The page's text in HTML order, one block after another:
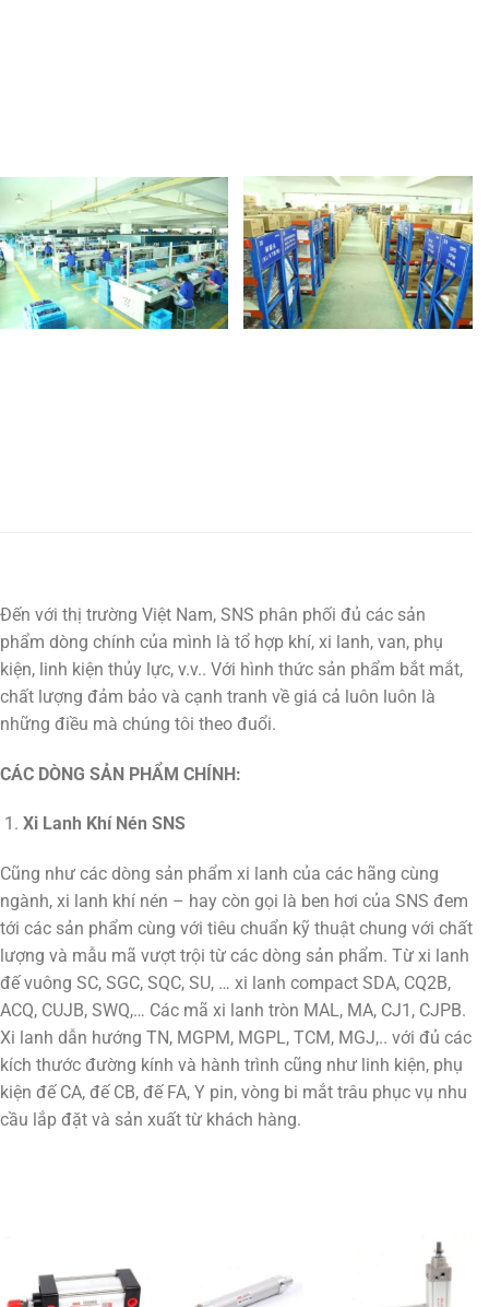
Đến với thị trường Việt Nam, SNS phân phối đủ các sản
phẩm dòng chính của mình là tổ hợp khí, xi lanh, van, phụ
kiện, linh kiện thủy lực, v.v.. Với hình thức sản phẩm bắt mắt,
chất lượng đảm bảo và cạnh tranh về giá cả luôn luôn là
những điều mà chúng tôi theo đuổi.
CÁC DÒNG SẢN PHẨM CHÍNH:
Xi Lanh Khí Nén SNS
Cũng như các dòng sản phẩm xi lanh của các hãng cùng
ngành, xi lanh khí nén – hay còn gọi là ben hơi của SNS đem
tới các sản phẩm cùng với tiêu chuẩn kỹ thuật chung với chất
lượng và mẫu mã vượt trội từ các dòng sản phẩm. Từ xi lanh
đế vuông SC, SGC, SQC, SU, … xi lanh compact SDA, CQ2B,
ACQ, CUJB, SWQ,… Các mã xi lanh tròn MAL, MA, CJ1, CJPB.
Xi lanh dẫn hướng TN, MGPM, MGPL, TCM, MGJ,.. với đủ các
kích thước đường kính và hành trình cũng như linh kiện, phụ
kiện đế CA, đế CB, đế FA, Y pin, vòng bi mắt trâu phục vụ nhu
cầu lắp đặt và sản xuất từ khách hàng.